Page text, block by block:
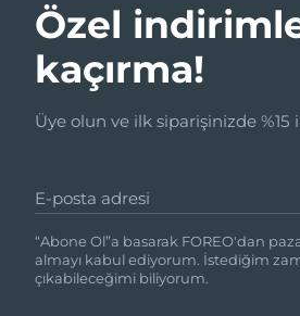
Özel
kaçırma!
Üye olun ve ilk siparişinizde %15
E-posta adresi
“Abone Ol”a basarak FOREO'dan
almayı kabul ediyorum. İstediğim
çıkabileceğimi biliyorum.